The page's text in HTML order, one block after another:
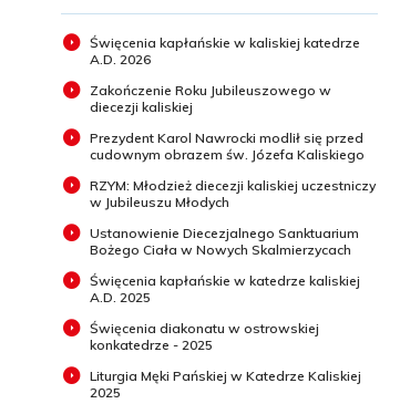
Święcenia kapłańskie w kaliskiej katedrze
A.D. 2026
Zakończenie Roku Jubileuszowego w
diecezji kaliskiej
Prezydent Karol Nawrocki modlił się przed
cudownym obrazem św. Józefa Kaliskiego
RZYM: Młodzież diecezji kaliskiej uczestniczy
w Jubileuszu Młodych
Ustanowienie Diecezjalnego Sanktuarium
Bożego Ciała w Nowych Skalmierzycach
Święcenia kapłańskie w katedrze kaliskiej
A.D. 2025
Święcenia diakonatu w ostrowskiej
konkatedrze - 2025
Liturgia Męki Pańskiej w Katedrze Kaliskiej
2025